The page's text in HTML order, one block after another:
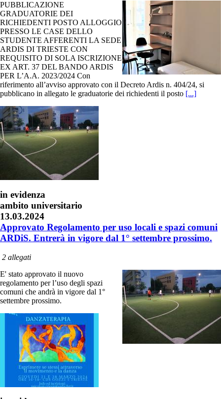
PUBBLICAZIONE
GRADUATORIE DEI
RICHIEDENTI POSTO ALLOGGIO
PRESSO LE CASE DELLO
STUDENTE AFFERENTI LA SEDE
ARDIS DI TRIESTE CON
REQUISITO DI SOLA ISCRIZIONE
EX ART. 37 DEL BANDO ARDIS
PER L’A.A. 2023/2024 Con
riferimento all’avviso approvato con il Decreto Ardis n. 404/24, si
pubblicano in allegato le graduatorie dei richiedenti il posto [...]
in evidenza
ambito universitario
13.03.2024
Approvato Regolamento per uso locali e spazi comuni
ARDiS. Entrerà in vigore dal 1° settembre prossimo.
2 allegati
E' stato approvato il nuovo
regolamento per l’uso degli spazi
comuni che andrà in vigore dal 1°
settembre prossimo.